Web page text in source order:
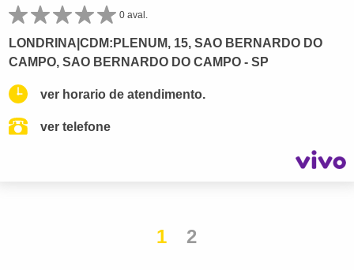
0 aval.
LONDRINA|CDM:PLENUM, 15, SAO BERNARDO DO
CAMPO, SAO BERNARDO DO CAMPO - SP
ver horario de atendimento.
ver telefone
1 2